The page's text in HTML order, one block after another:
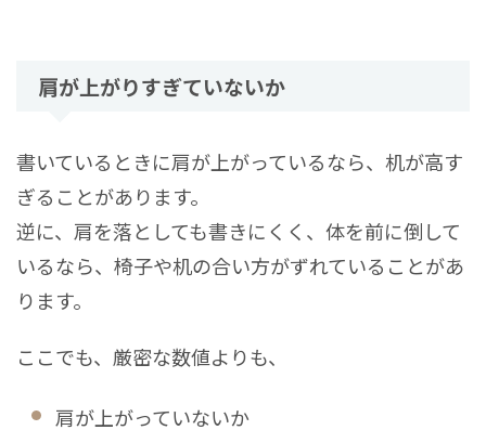
肩が上がりすぎていないか
書いているときに肩が上がっているなら、机が高す
ぎることがあります。
逆に、肩を落としても書きにくく、体を前に倒して
いるなら、椅子や机の合い方がずれていることがあ
ります。
ここでも、厳密な数値よりも、
肩が上がっていないか